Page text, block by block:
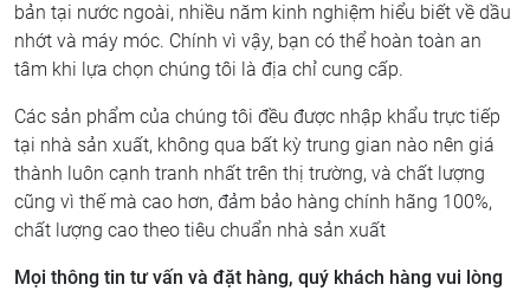
bản tại nước ngoài, nhiều năm kinh nghiệm hiểu biết về dầu
nhớt và máy móc. Chính vì vậy, bạn có thể hoàn toàn an
tâm khi lựa chọn chúng tôi là địa chỉ cung cấp.
Các sản phẩm của chúng tôi đều được nhập khẩu trực tiếp
tại nhà sản xuất, không qua bất kỳ trung gian nào nên giá
thành luôn cạnh tranh nhất trên thị trường, và chất lượng
cũng vì thế mà cao hơn, đảm bảo hàng chính hãng 100%,
chất lượng cao theo tiêu chuẩn nhà sản xuất
Mọi thông tin tư vấn và đặt hàng, quý khách hàng vui lòng